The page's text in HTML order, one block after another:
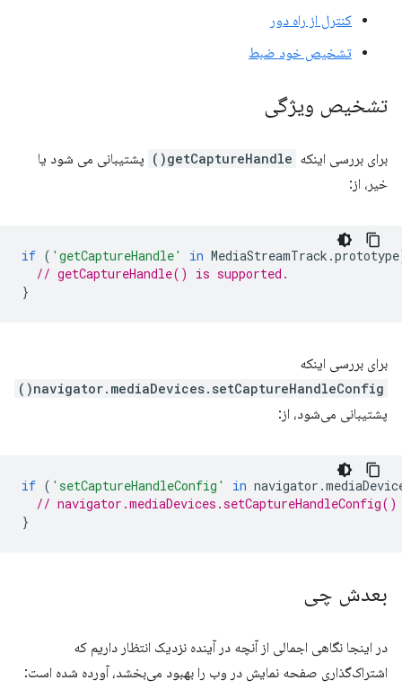
کنترل از راه دور
تشخیص خود ضبط
تشخیص ویژگی
برای بررسی اینکه getCaptureHandle()
پشتیبانی می شود یا
خیر، از:
if ( 'getCaptureHandle' in MediaStreamTrack .prototype
// getCaptureHandle() is supported.
}
برای بررسی اینکه
navigator.mediaDevices.setCaptureHandleConfig()
پشتیبانی می‌شود، از:
if ( 'setCaptureHandleConfig' in navigator .
//
}
بعدش چی
در اینجا نگاهی اجمالی از آنچه در آینده نزدیک انتظار داریم که
اشتراک‌گذاری صفحه نمایش در وب را بهبود می‌بخشد، آورده شده است: